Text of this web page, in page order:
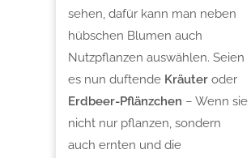
sehen, dafür kann man neben
hübschen Blumen auch
Nutzpflanzen auswählen. Seien
es nun duftende Kräuter oder
Erdbeer-Pflänzchen – Wenn sie
nicht nur pflanzen, sondern
auch ernten und die